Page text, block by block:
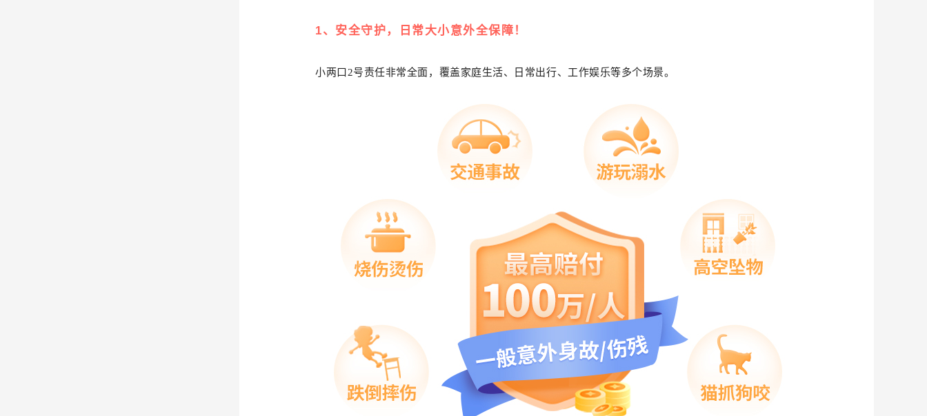
1、安全守护，日常大小意外全保障！
小两口2号责任非常全面，覆盖家庭生活、日常出行、工作娱乐等多个场景。